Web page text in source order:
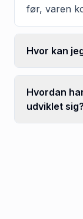
før, varen
Hvor kan
Hvordan
udviklet sig?